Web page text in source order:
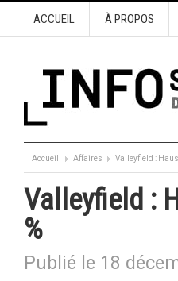
ACCUEIL À PROPOS
Accueil Affaires Valleyfield :
Valleyfield :
%
Publié le 18